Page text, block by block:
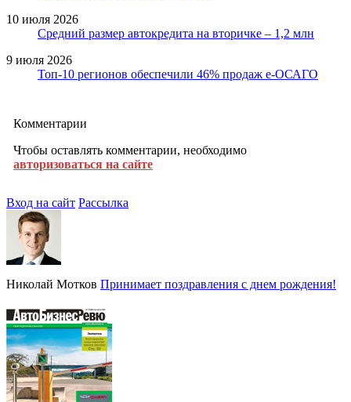
10 июля 2026
Средний размер автокредита на вторичке – 1,2 млн
9 июля 2026
Топ-10 регионов обеспечили 46% продаж е-ОСАГО
Комментарии
Чтобы оставлять комментарии, необходимо
авторизоваться на сайте
Вход на сайт Рассылка
Николай Мотков Принимает поздравления с днем рождения!